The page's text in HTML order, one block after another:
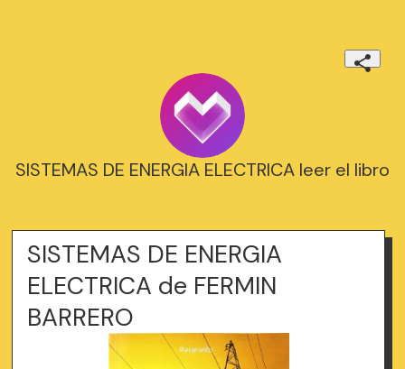
SISTEMAS DE ENERGIA ELECTRICA leer el libro
SISTEMAS DE ENERGIA
ELECTRICA de FERMIN
BARRERO